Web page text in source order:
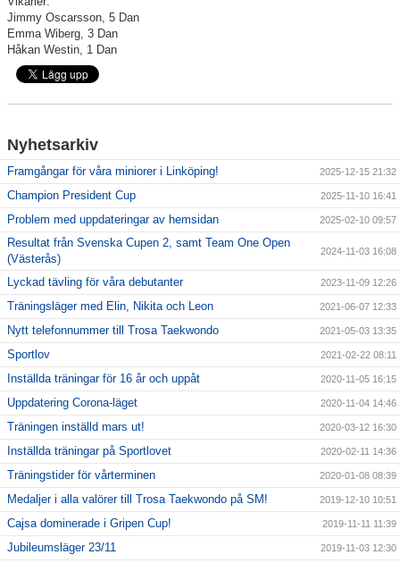
Jimmy Oscarsson, 5 Dan
Emma Wiberg, 3 Dan
Håkan Westin, 1 Dan
Nyhetsarkiv
Framgångar för våra miniorer i Linköping! 2025-12-15 21:32
Champion President Cup 2025-11-10 16:41
Problem med uppdateringar av hemsidan 2025-02-10 09:57
Resultat från Svenska Cupen 2, samt Team One Open
(Västerås)
2024-11-03 16:08
Lyckad tävling för våra debutanter 2023-11-09 12:26
Träningsläger med Elin, Nikita och Leon 2021-06-07 12:33
Nytt telefonnummer till Trosa Taekwondo 2021-05-03 13:35
Sportlov 2021-02-22 08:11
Inställda träningar för 16 år och uppåt 2020-11-05 16:15
Uppdatering Corona-läget 2020-11-04 14:46
Träningen inställd mars ut! 2020-03-12 16:30
Inställda träningar på Sportlovet 2020-02-11 14:36
Träningstider för vårterminen 2020-01-08 08:39
Medaljer i alla valörer till Trosa Taekwondo på SM! 2019-12-10 10:51
Cajsa dominerade i Gripen Cup! 2019-11-11 11:39
Jubileumsläger 23/11 2019-11-03 12:30